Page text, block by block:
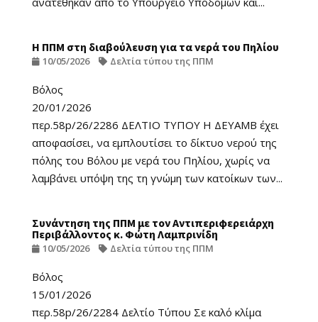
Η ΠΠΜ στη διαβούλευση για τα νερά του Πηλίου
10/05/2026 Δελτία τύπου της ΠΠΜ
Βόλος
20/01/2026
περ.58p/26/2286 ΔΕΛΤΙΟ ΤΥΠΟΥ Η ΔΕΥΑΜΒ έχει
αποφασίσει, να εμπλουτίσει το δίκτυο νερού της
πόλης του Βόλου με νερά του Πηλίου, χωρίς να
λαμβάνει υπόψη της τη γνώμη των κατοίκων των...
Συνάντηση της ΠΠΜ με τον Αντιπεριφερειάρχη
Περιβάλλοντος κ. Φώτη Λαμπρινίδη
10/05/2026 Δελτία τύπου της ΠΠΜ
Βόλος
15/01/2026
περ.58p/26/2284 Δελτίο Τύπου Σε καλό κλίμα